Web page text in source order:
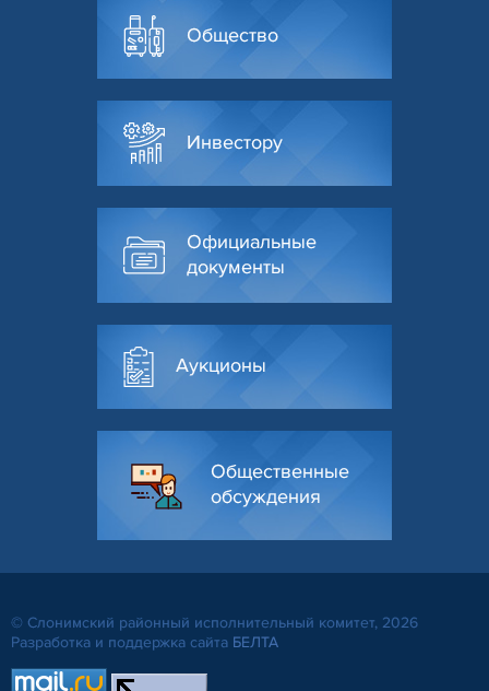
Общество
Инвестору
Официальные
документы
Аукционы
Общественные
обсуждения
© Слонимский районный исполнительный комитет, 2026
Разработка и поддержка сайта БЕЛТА